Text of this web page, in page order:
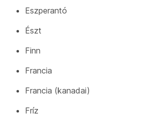
Eszperantó
Észt
Finn
Francia
Francia (kanadai)
Fríz